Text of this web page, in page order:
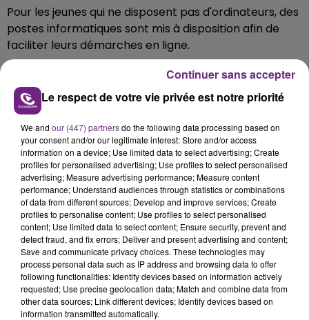
Pour les jeunes qui ne disposent pas d'ordinateurs, des
postes informatiques sont mis à disposition afin de
faciliter leurs démarches en ligne.
Les locaux de Reims Campus sont ouverts aux
étudiants du lundi au vendredi, de 9 heures à 12 heures
et de 13 h 30 à 16 heures, jusqu'au 22 septembre, pour
les accueillir.
LE GUICHET UNIQUE DE RENTRÉE ÉTUDIANTE
Espace Reims Campus
31 Rue du Général Sarrail 51000 REIMS
03.26.77.87.52
reims-campus@grandreims.fr
FIL D'ACTU
Le respect de votre vie privée est notre priorité
We and our (447) partnersdo the following data processing based on
your consent and/or our legitimate interest: Store and/or access
information on a device; Use limited data to select advertising; Create
profiles for personalised advertising; Use profiles to select personalised
advertising; Measure advertising performance; Measure content
performance; Understand audiences through statistics or combinations
of data from different sources; Develop and improve services; Create
profiles to personalise content; Use profiles to select personalised
content; Use limited data to select content; Ensure security, prevent and
detect fraud, and fix errors; Deliver and present advertising and content;
Save and communicate privacy choices. These technologies may
process personal data such as IP address and browsing data to offer
following functionalities: Identify devices based on information actively
requested; Use precise geolocation data; Match and combine data from
other data sources; Link different devices; Identify devices based on
information transmitted automatically.
Continuer sans accepter